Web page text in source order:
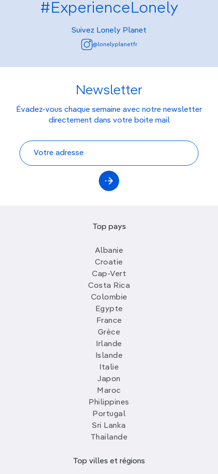
#ExperienceLonely
Suivez Lonely Planet
@lonelyplanetfr
Newsletter
Évadez-vous chaque semaine avec notre newsletter
directement dans votre boite mail
Top pays
Albanie
Croatie
Cap-Vert
Costa Rica
Colombie
Egypte
France
Grèce
Irlande
Islande
Italie
Japon
Maroc
Philippines
Portugal
Sri Lanka
Thailande
Top villes et régions